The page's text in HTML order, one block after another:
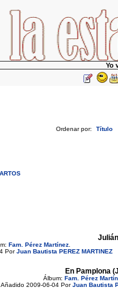
Yo
Ordenar por:
Título
Fam. Pérez Martínez.
PorJuan Bautista PEREZ MARTINEZ
En Pamplona
Álbum: Fam. Pérez
Añadido 2009-06-04 PorJuan Bautista